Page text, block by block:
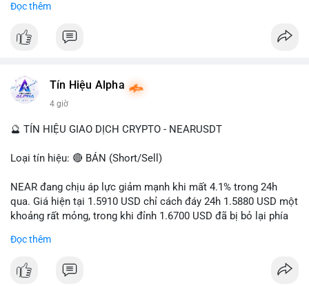
- Tác động: rủi ro cho thị trường crypto, tăng áp lực pháp lý.
#binancesquare
#vlikevn #titanbot
📰 Nguồn: Cointelegraph
Đọc thêm
Tín Hiệu Alpha
4 giờ
🔮 TÍN HIỆU GIAO DỊCH CRYPTO - NEARUSDT
Loại tín hiệu: 🔴 BÁN (Short/Sell)
NEAR đang chịu áp lực giảm mạnh khi mất 4.1% trong 24h
qua. Giá hiện tại 1.5910 USD chỉ cách đáy 24h 1.5880 USD một
khoảng rất mỏng, trong khi đỉnh 1.6700 USD đã bị bỏ lại phía
kiểm soát hoàn toàn. Khối lượng giao dịch 10.29 triệu NEAR
tiếp diễn.
Đọc thêm